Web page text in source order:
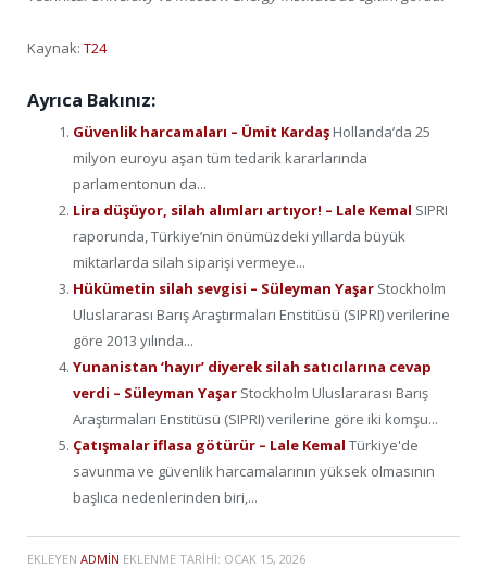
Kaynak: T24
Ayrıca Bakınız:
Güvenlik harcamaları – Ümit Kardaş Hollanda’da 25
milyon euroyu aşan tüm tedarik kararlarında
parlamentonun da...
Lira düşüyor, silah alımları artıyor! – Lale Kemal SIPRI
raporunda, Türkiye’nin önümüzdeki yıllarda büyük
miktarlarda silah siparişi vermeye...
Hükümetin silah sevgisi – Süleyman Yaşar Stockholm
Uluslararası Barış Araştırmaları Enstitüsü (SIPRI) verilerine
göre 2013 yılında...
Yunanistan ‘hayır’ diyerek silah satıcılarına cevap
verdi – Süleyman Yaşar Stockholm Uluslararası Barış
Araştırmaları Enstitüsü (SIPRI) verilerine göre iki komşu...
Çatışmalar iflasa götürür – Lale Kemal Türkiye'de
savunma ve güvenlik harcamalarının yüksek olmasının
başlıca nedenlerinden biri,...
EKLEYEN ADMIN EKLENME TARIHI: OCAK 15, 2026